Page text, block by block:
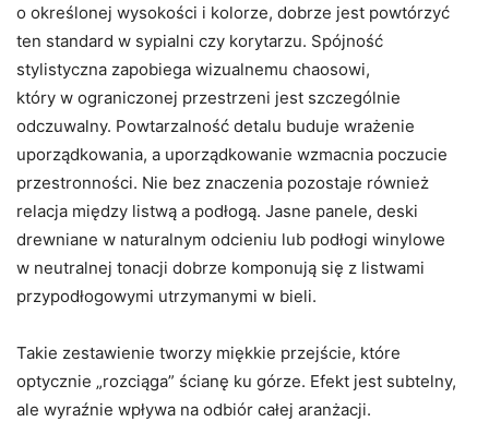
o określonej wysokości i kolorze, dobrze jest powtórzyć
ten standard w sypialni czy korytarzu. Spójność
stylistyczna zapobiega wizualnemu chaosowi,
który w ograniczonej przestrzeni jest szczególnie
odczuwalny. Powtarzalność detalu buduje wrażenie
uporządkowania, a uporządkowanie wzmacnia poczucie
przestronności. Nie bez znaczenia pozostaje również
relacja między listwą a podłogą. Jasne panele, deski
drewniane w naturalnym odcieniu lub podłogi winylowe
w neutralnej tonacji dobrze komponują się z listwami
przypodłogowymi utrzymanymi w bieli.
Takie zestawienie tworzy miękkie przejście, które
optycznie „rozciąga” ścianę ku górze. Efekt jest subtelny,
ale wyraźnie wpływa na odbiór całej aranżacji.